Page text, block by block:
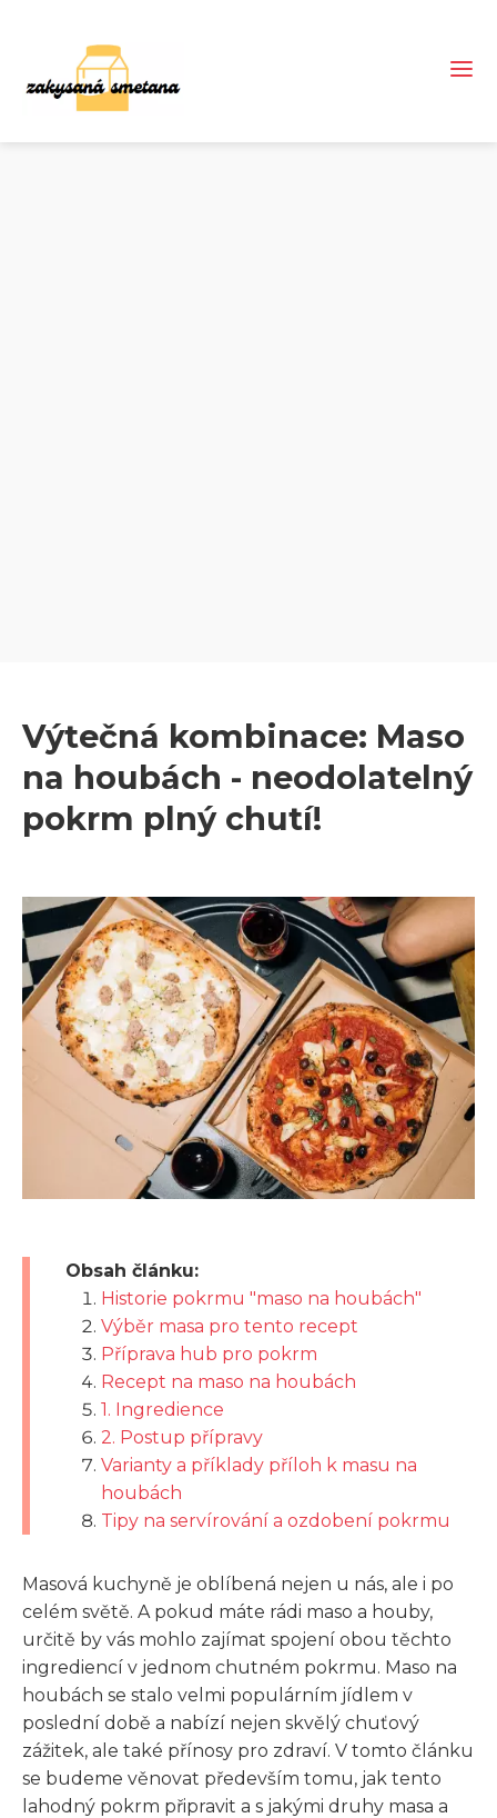
Výtečná kombinace: Maso
na houbách - neodolatelný
pokrm plný chutí!
Obsah článku:
Historie pokrmu "maso na houbách"
Výběr masa pro tento recept
Příprava hub pro pokrm
Recept na maso na houbách
1. Ingredience
2. Postup přípravy
Varianty a příklady příloh k masu na
houbách
Tipy na servírování a ozdobení pokrmu
Masová kuchyně je oblíbená nejen u nás, ale i po
celém světě. A pokud máte rádi maso a houby,
určitě by vás mohlo zajímat spojení obou těchto
ingrediencí v jednom chutném pokrmu. Maso na
houbách se stalo velmi populárním jídlem v
poslední době a nabízí nejen skvělý chuťový
zážitek, ale také přínosy pro zdraví. V tomto článku
se budeme věnovat především tomu, jak tento
lahodný pokrm připravit a s jakými druhy masa a